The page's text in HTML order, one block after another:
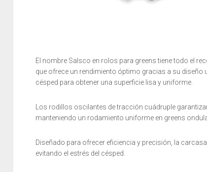
El nombre Salsco en rolos para greens tiene todo el
que ofrece un rendimiento óptimo gracias a su
césped para obtener una superficie lisa y uniforme.
Los rodillos oscilantes de tracción cuádruple
manteniendo un rodamiento uniforme en greens
Diseñado para ofrecer eficiencia y precisión, la
evitando el estrés del césped.